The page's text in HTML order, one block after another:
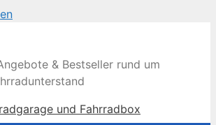
& Bestseller rund um